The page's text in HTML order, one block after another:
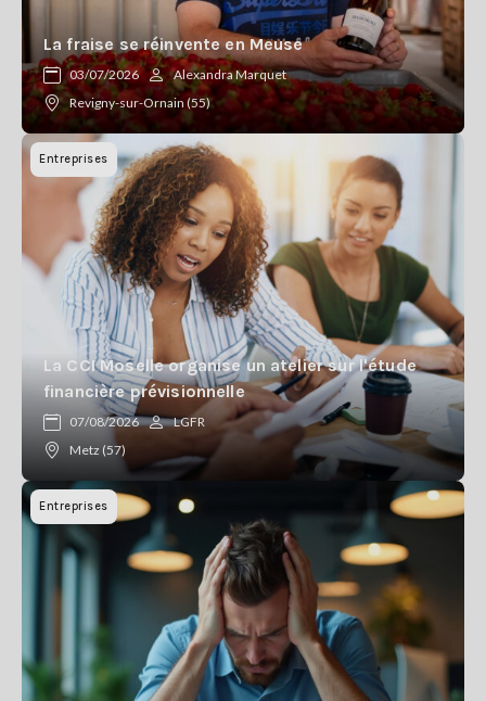
La fraise se réinvente en Meuse
03/07/2026
Alexandra Marquet
Revigny-sur-Ornain (55)
Entreprises
La CCI Moselle organise un atelier sur l'étude
financière prévisionnelle
07/08/2026
LGFR
Metz (57)
Entreprises